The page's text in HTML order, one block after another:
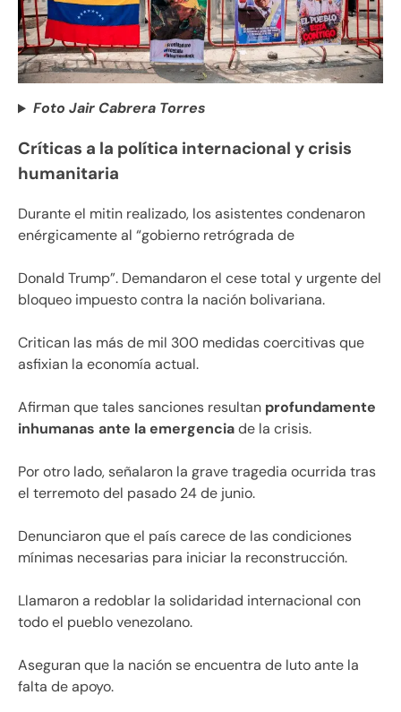
Foto Jair Cabrera Torres
Críticas a la política internacional y crisis
humanitaria
Durante el mitin realizado, los asistentes condenaron
enérgicamente al “gobierno retrógrada de
Donald Trump”. Demandaron el cese total y urgente del
bloqueo impuesto contra la nación bolivariana.
Critican las más de mil 300 medidas coercitivas que
asfixian la economía actual.
Afirman que tales sanciones resultan profundamente
inhumanas ante la emergenciade la crisis.
Por otro lado, señalaron la grave tragedia ocurrida tras
el terremoto del pasado 24 de junio.
Denunciaron que el país carece de las condiciones
mínimas necesarias para iniciar la reconstrucción.
Llamaron a redoblar la solidaridad internacional con
todo el pueblo venezolano.
Aseguran que la nación se encuentra de luto ante la
falta de apoyo.